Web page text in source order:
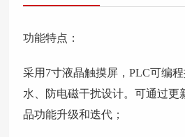
功能特点：
采用7寸液晶触摸屏，PLC可编
水、防电磁干扰设计。可通过更
品功能升级和迭代；